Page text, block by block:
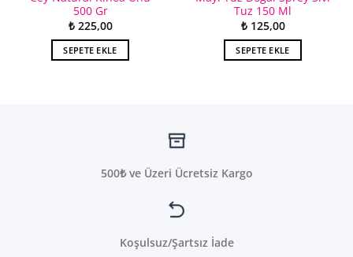
500 Gr
₺225,00
SEPETE EKLE
Tuz 150 Ml
₺125,00
SEPETE EKLE
500₺ ve Üzeri Ücretsiz Kargo
Koşulsuz/Şartsız İade